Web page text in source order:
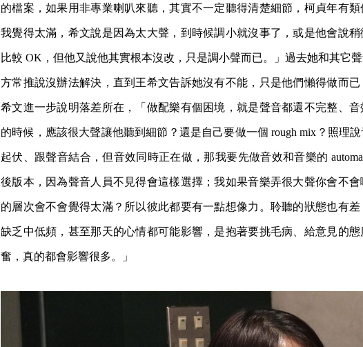
的檔案，如果用非專業喇叭來聽，其實不一定聽得清楚細節，柯貞年有
我覺得太滿，希文說是因為太大聲，到時候調小就沒事了，或是他會說
比較 OK，但他又說他其實根本沒改，只是調小聲而已。」過去她和其它
方常推說沒辦法解決，直到王希文告訴她沒有不能，只是他們懶得做而
希文進一步說明落差所在，「做配樂有個困境，就是聲音都還不完整、
的時候，應該很大聲讓他聽到細節？還是自己要做一個 rough mix？照理
起伏、跟聲音結合，但音效同時正在做，那我要先做音效和音樂的
後版本，因為聲音人員不見得會這樣選擇；我如果音樂弄很大聲你會不
的層次會不會覺得太滿？所以彼此都要有一點想像力。聆聽的狀態也有
缺乏中低頻，甚至那天的心情都可能影響，是抱著要挑毛病、給意見的
奮，真的都會影響很多。」